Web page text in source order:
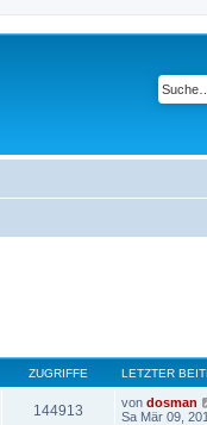
ZUGRIFFE LETZTER
144913 von dosman
Sa Mär 09,